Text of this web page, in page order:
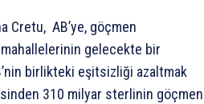
Cretu, AB’ye, göçmen
gelecekte bir
birlikteki eşitsizliği azaltmak
310 milyar sterlinin göçmen